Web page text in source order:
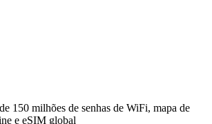
150 milhões de senhas de WiFi, mapa de
e eSIM global